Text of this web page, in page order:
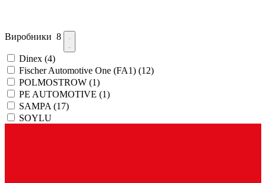
Виробники 8
Dinex (4)
Fischer Automotive One (FA1) (12)
POLMOSTROW (1)
PE AUTOMOTIVE (1)
SAMPA (17)
SOYLU